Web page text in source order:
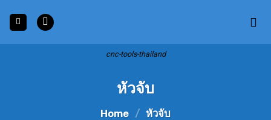
content
cnc-tools-thailand
หัวจับ
Home / หัวจับ